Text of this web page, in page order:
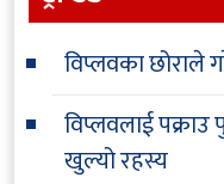
विप्लवका छोराले
विप्लवलाई पक्राउ
खुल्यो रहस्य